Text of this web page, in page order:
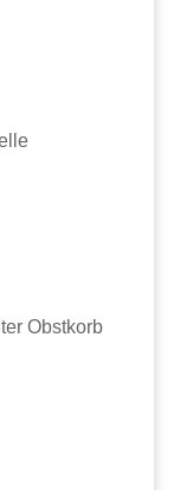
Obstkorb